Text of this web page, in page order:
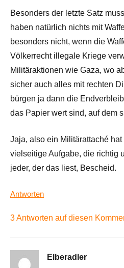
Besonders der letzte Satz
haben natürlich nichts mit
besonders nicht, wenn die
Völkerrecht illegale Kriege
Militäraktionen wie Gaza, wo
sicher auch alles mit rechten
bürgen ja dann die
das Papier wert sind, auf dem
Jaja, also ein Militärattaché
vielseitige Aufgabe, die richtig
jeder, der das liest, Bescheid.
Antworten
3 Antworten auf diesen
Elberadler